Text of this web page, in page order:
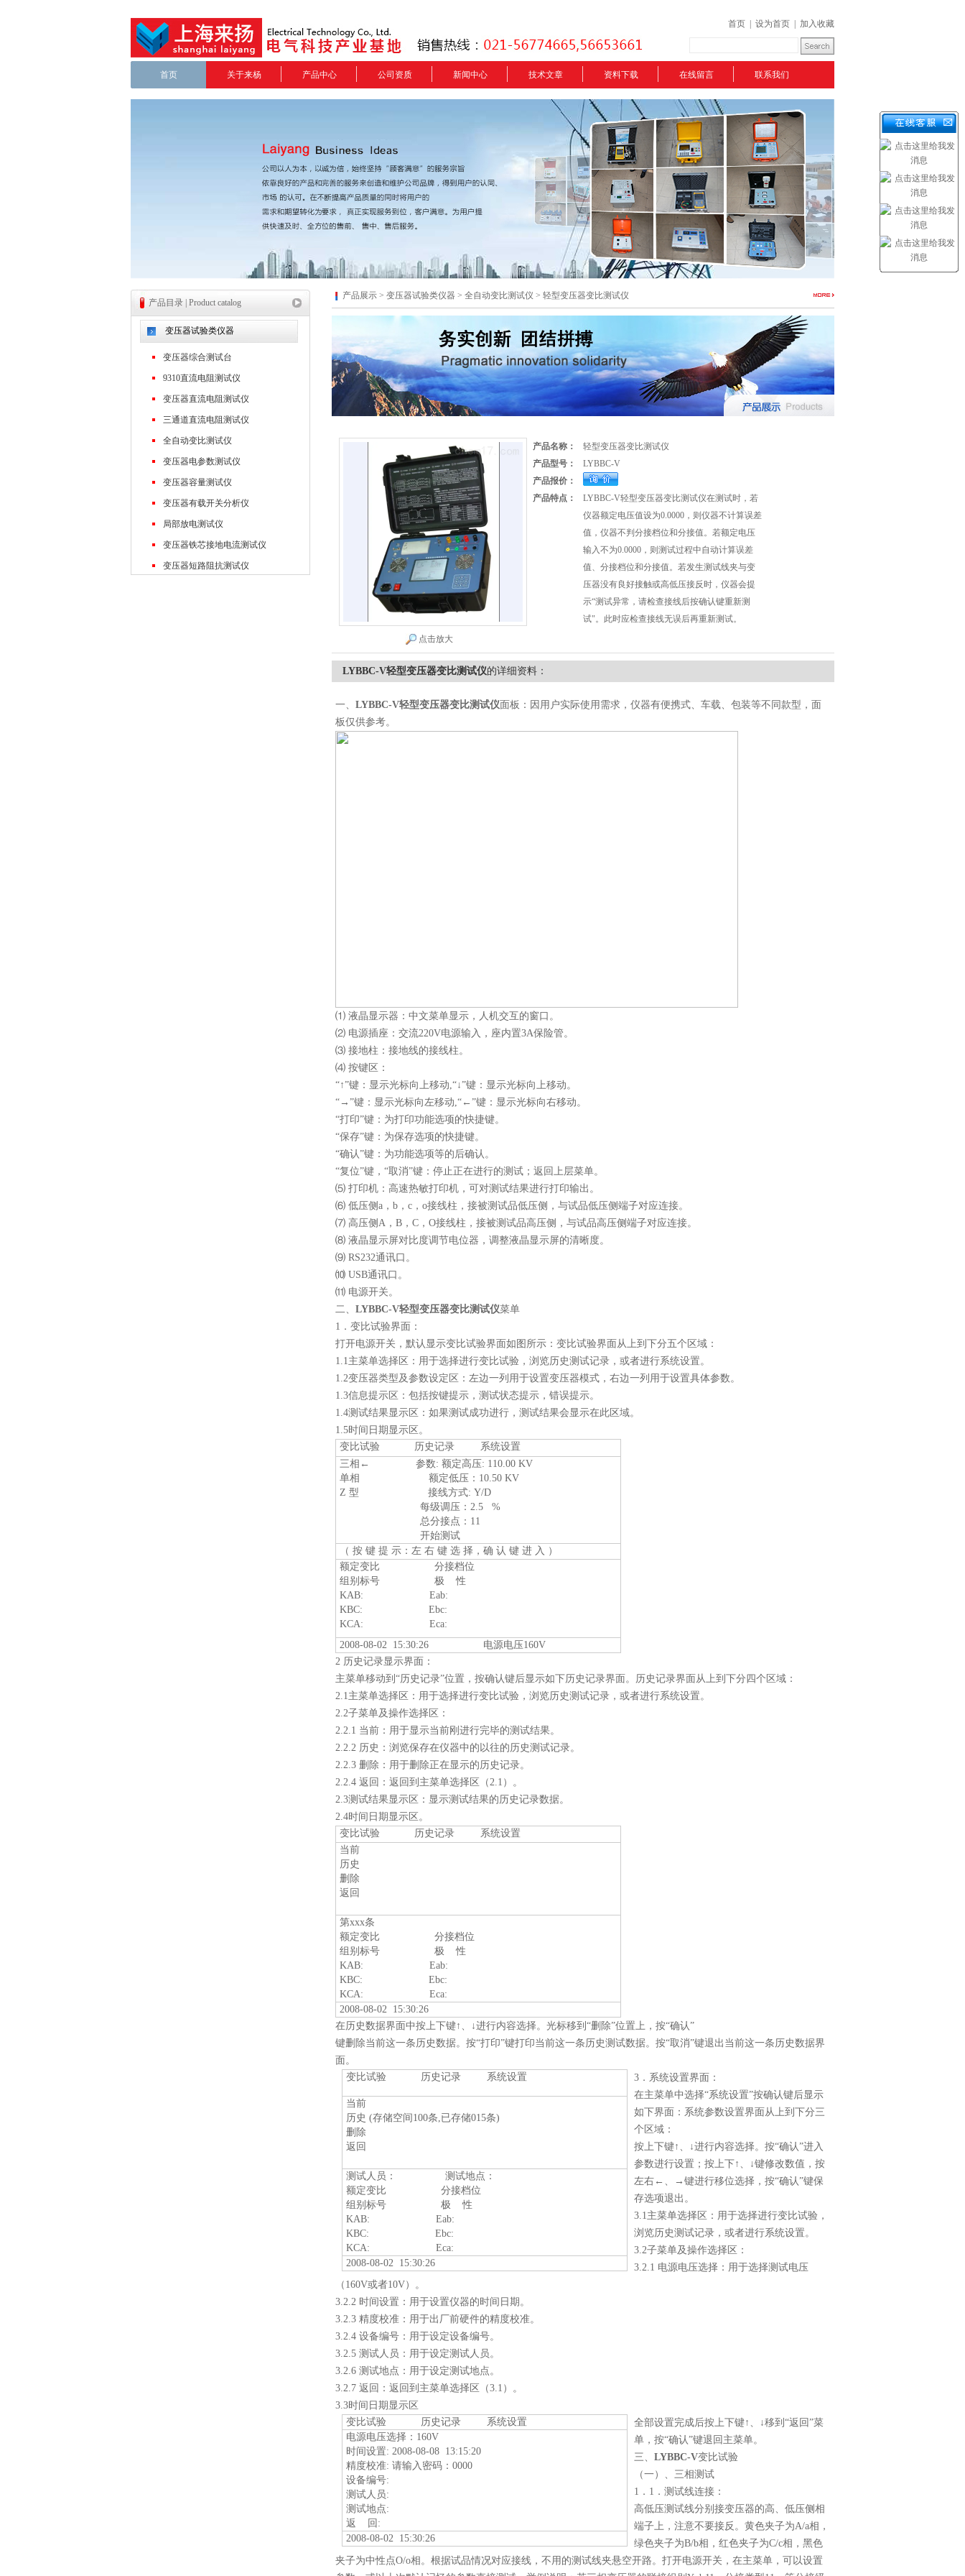
首页 设为首页 加入收藏
首页 关于来杨 产品中心 公司资质 新闻中心 技术文章 资料下载 在线留言 联系我们
产品目录 | Product catalog
变压器试验类仪器
变压器综合测试台
9310直流电阻测试仪
变压器直流电阻测试仪
三通道直流电阻测试仪
全自动变比测试仪
变压器电参数测试仪
变压器容量测试仪
变压器有载开关分析仪
局部放电测试仪
变压器铁芯接地电流测试仪
变压器短路阻抗测试仪
产品展示 > 变压器试验类仪器 > 全自动变比测试仪 > 轻型变压器变比测试仪
点击放大
产品名称：
轻型变压器变比测试仪
产品型号：
LYBBC-V
产品报价：
产品特点：
LYBBC-V轻型变压器变比测试仪在测试时，若
仪器额定电压值设为0.0000，则仪器不计算误差
值，仪器不判分接档位和分接值。若额定电压
输入不为0.0000，则测试过程中自动计算误差
值、分接档位和分接值。若发生测试线夹与变
压器没有良好接触或高低压接反时，仪器会提
示“测试异常，请检查接线后按确认键重新测
试"。此时应检查接线无误后再重新测试。
LYBBC-V轻型变压器变比测试仪的详细资料：
一、 LYBBC-V轻型变压器变比测试仪面板：因用户实际使用需求，仪器有便携式、车载、包装等不同款型，面
板仅供参考。
⑴ 液晶显示器：中文菜单显示，人机交互的窗口。
⑵ 电源插座：交流220V电源输入，座内置3A保险管。
⑶ 接地柱：接地线的接线柱。
⑷ 按键区：
“↑”键：显示光标向上移动,“↓”键：显示光标向上移动。
“→”键：显示光标向左移动,“←”键：显示光标向右移动。
“打印”键：为打印功能选项的快捷键。
“保存”键：为保存选项的快捷键。
“确认”键：为功能选项等的后确认。
“复位”键，“取消”键：停止正在进行的测试；返回上层菜单。
⑸ 打印机：高速热敏打印机，可对测试结果进行打印输出。
⑹ 低压侧 a ， b ， c ， o接线柱，接被测试品低压侧，与试品低压侧端子对应连接。
⑺ 高压侧 A ， B ， C ， O接线柱，接被测试品高压侧，与试品高压侧端子对应连接。
⑻ 液晶显示屏对比度调节电位器，调整液晶显示屏的清晰度。
⑼ RS232通讯口。
⑽ USB通讯口。
⑾ 电源开关。
二、 LYBBC-V轻型变压器变比测试仪菜单
1 ．变比试验界面：
打开电源开关，默认显示变比试验界面如图所示：变比试验界面从上到下分五个区域：
1.1主菜单选择区：用于选择进行变比试验，浏览历史测试记录，或者进行系统设置。
1.2变压器类型及参数设定区：左边一列用于设置变压器模式，右边一列用于设置具体参数。
1.3信息提示区：包括按键提示，测试状态提示，错误提示。
1.4测试结果显示区：如果测试成功进行，测试结果会显示在此区域。
1.5时间日期显示区。
变比试验
历史记录
系统设置
三相←
参数: 额定高压: 110.00 KV
单相
额定低压： 10.50 KV
Z 型 接线方式: Y/D
每级调压： 2.5 %
总分接点： 11
开始测试
（ 按 键 提 示：左 右 键 选 择，确 认 键 进 入 ）
额定变比
分接档位
组别标号
极
性
KAB: Eab:
KBC: Ebc:
KCA: Eca:
2008-08-02 15:30:26 电源电压160V
2 历史记录显示界面：
主菜单移动到“历史记录”位置，按确认键后显示如下历史记录界面。历史记录界面从上到下分四个区域：
2.1主菜单选择区：用于选择进行变比试验，浏览历史测试记录，或者进行系统设置。
2.2子菜单及操作选择区：
2.2.1 当前：用于显示当前刚进行完毕的测试结果。
2.2.2 历史：浏览保存在仪器中的以往的历史测试记录。
2.2.3 删除：用于删除正在显示的历史记录。
2.2.4 返回：返回到主菜单选择区（2.1 ）。
2.3测试结果显示区：显示测试结果的历史记录数据。
2.4时间日期显示区。
变比试验
历史记录
系统设置
当前
历史
删除
返回
第xxx条
额定变比
分接档位
组别标号
极
性
KAB: Eab:
KBC: Ebc:
KCA: Eca:
2008-08-02 15:30:26
在历史数据界面中按上下键↑、↓进行内容选择。光标移到“删除”位置上，按“确认”
键删除当前这一条历史数据。按“打印”键打印当前这一条历史测试数据。按“取消”键退出当前这一条历史数据界
面。
变比试验
历史记录 系统设置
当前
历史 (存储空间 100条,已存储015条)
删除
返回
测试人员：
测试地点：
额定变比
分接档位
组别标号
极
性
KAB: Eab:
KBC: Ebc:
KCA: Eca:
2008-08-02 15:30:26
3 ．系统设置界面：
在主菜单中选择“系统设置”按确认键后显示
如下界面：系统参数设置界面从上到下分三
个区域：
按上下键↑、↓进行内容选择。按“确认”进入
参数进行设置；按上下↑、↓键修改数值，按
左右←、→键进行移位选择，按“确认”键保
存选项退出。
3.1主菜单选择区：用于选择进行变比试验，
浏览历史测试记录，或者进行系统设置。
3.2子菜单及操作选择区：
3.2.1 电源电压选择：用于选择测试电压
（ 160V或者10V）。
3.2.2 时间设置：用于设置仪器的时间日期。
3.2.3 精度校准：用于出厂前硬件的精度校准。
3.2.4 设备编号：用于设定设备编号。
3.2.5 测试人员：用于设定测试人员。
3.2.6 测试地点：用于设定测试地点。
3.2.7 返回：返回到主菜单选择区（3.1 ）。
3.3时间日期显示区
变比试验
历史记录
系统设置
电源电压选择： 160V
时间设置: 2008-08-08 13:15:20
精度校准: 请输入密码： 0000
设备编号:
测试人员:
测试地点:
返
回 :
2008-08-02 15:30:26
全部设置完成后按上下键↑、↓移到“返回”菜
单，按“确认”键退回主菜单。
三、 LYBBC-V变比试验
（一）、三相测试
1 ． 1 ．测试线连接：
高低压测试线分别接变压器的高、低压侧相
端子上，注意不要接反。黄色夹子为A/a相，
绿色夹子为B/b相，红色夹子为C/c相，黑色
夹子为中性点O/o相。根据试品情况对应接线，不用的测试线夹悬空开路。打开电源开关，在主菜单，可以设置